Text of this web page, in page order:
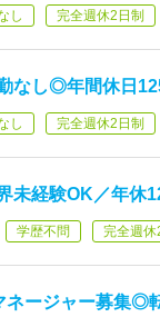
し 完全週休2日制
し◎年間休日
し 完全週休2日制
経験OK／年休
学歴不問 完全週休
ネージャー募集◎